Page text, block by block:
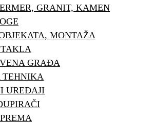
GRANIT, KAMEN
MONTAŽA
GRAĐA
TEHNIKA
UREĐAJI